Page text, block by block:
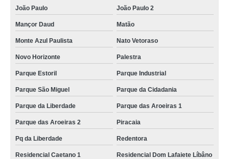
João Paulo João Paulo 2
Mançor Daud Matão
Monte Azul Paulista Nato Vetoraso
Novo Horizonte Palestra
Parque Estoril Parque Industrial
Parque São Miguel Parque da Cidadania
Parque da Liberdade Parque das Aroeiras 1
Parque das Aroeiras 2 Piracaia
Pq da Liberdade Redentora
Residencial Caetano 1 Residencial Dom Lafaiete Líbâno